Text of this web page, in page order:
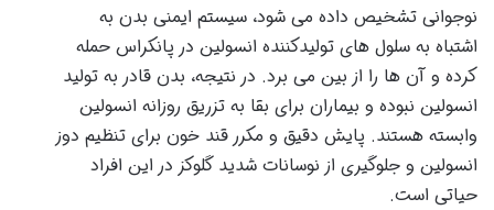
نوجوانی تشخیص داده می شود، سیستم ایمنی بدن به
اشتباه به سلول های تولیدکننده انسولین در پانکراس حمله
کرده و آن ها را از بین می برد. در نتیجه، بدن قادر به تولید
انسولین نبوده و بیماران برای بقا به تزریق روزانه انسولین
وابسته هستند. پایش دقیق و مکرر قند خون برای تنظیم دوز
انسولین و جلوگیری از نوسانات شدید گلوکز در این افراد
حیاتی است.